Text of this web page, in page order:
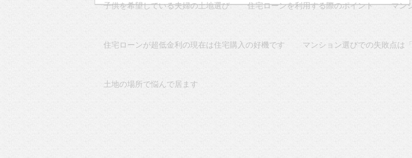
子供を希望している夫婦の土地選び 住宅ローンを利用する際のポイント マン
住宅ローンが超低金利の現在は住宅購入の好機です マンション選びでの失敗点は
土地の場所で悩んで居ます